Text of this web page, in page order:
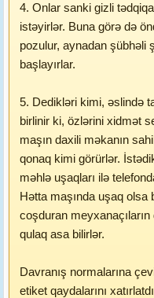
4. Onlar sanki gizli
istəyirlər. Buna görə də
pozulur, aynadan şübhəli
başlayırlar.
5. Dedikləri kimi, əslində
birlinir ki, özlərini xidmət
maşın daxili məkanın
qonaq kimi görürlər.
məhlə uşaqları ilə
Hətta maşında uşaq olsa
coşduran
qulaq asa bilirlər.
Davranış normalarına
etiket qaydalarını